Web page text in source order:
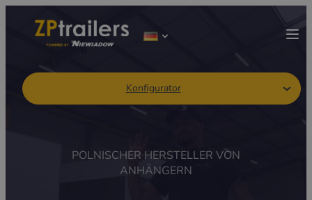
Konfigurator
POLNISCHER HERSTELLER VON
ANHÄNGERN